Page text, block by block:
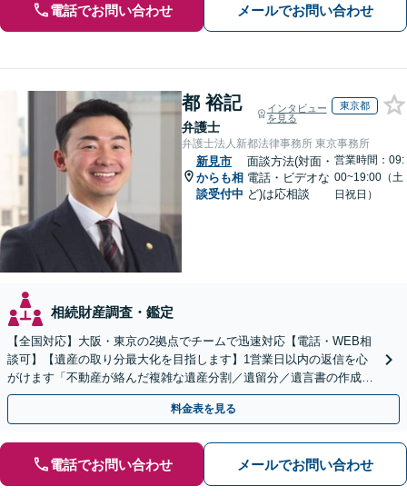
電話でお問い合わせ メールでお問い合わせ
都 裕記
弁護士
インタビュー
を見る
東京都
弁護士法人新都法律事務所 東京事務所
新見市
からも相
談受付中
面談方法(対面・
電話・ビデオな
ど)は応相談
営業時間：09:
00~19:00（土
日祝日）
相続財産調査・鑑定
【全国対応】大阪・東京の2拠点でチームで迅速対応【電話・WEB相
談可】【遺産の取り分最大化を目指します】1営業日以内の返信を心
がけます「不動産が絡んだ複雑な遺産分割／遺留分／遺言書の作成・
執行／事業承継など、お任せください」【休日相談あり】
料金表を見る
電話でお問い合わせ メールでお問い合わせ